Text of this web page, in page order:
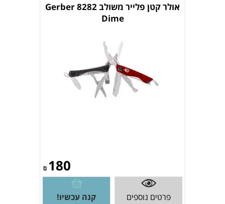
אולר קטן פלייר משולב Gerber 8282
Dime
₪180
פרטים נוספים קנה עכשיו!